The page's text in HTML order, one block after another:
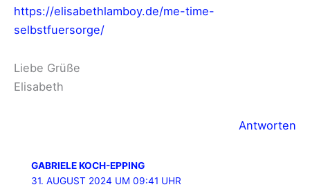
https://elisabethlamboy.de/me-time-
selbstfuersorge/
Liebe Grüße
Elisabeth
Antworten
GABRIELE KOCH-EPPING
31. AUGUST 2024 UM 09:41 UHR